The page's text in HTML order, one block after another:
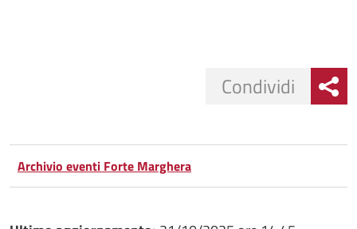
Facebook
su
Condividi
Condividi
Archivio eventi Forte Marghera